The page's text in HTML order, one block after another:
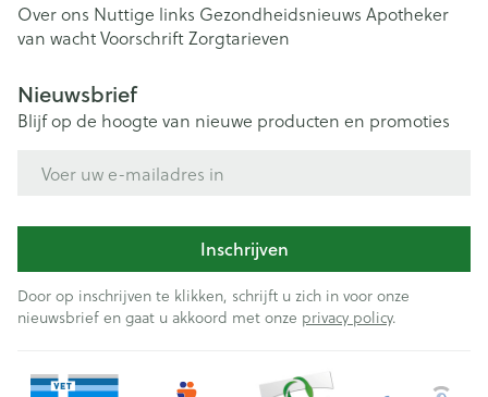
Over ons Nuttige links Gezondheidsnieuws Apotheker
van wachtVoorschriftZorgtarieven
Nieuwsbrief
Blijf op de hoogte van nieuwe producten en promoties
Inschrijven
Door op inschrijven te klikken, schrijft u zich in voor onze
nieuwsbrief en gaat u akkoord met onze privacy policy.